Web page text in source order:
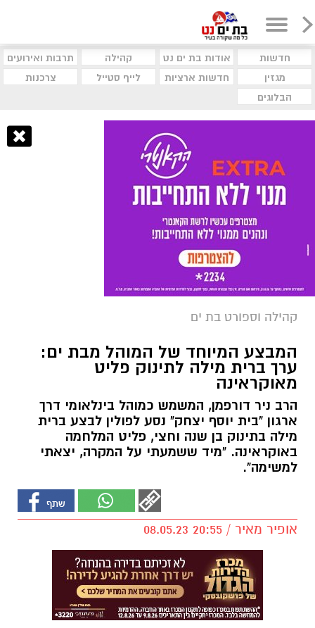
חדשות אודות בת ים נט קהילה
תרבות ואירועים
מגזין
חדשות ארציות לייף סטייל
צרכנות
הבלוגים
קהילה וספורט בת ים
המבצע המיוחד של המוהל מבת ים:
ערך ברית מילה לתינוק פליט
מאוקראינה
הרב ניר דורפמן, המשמש כמוהל בינלאומי דרך
ארגון "בית יוסף יצחק" נסע לפולין לבצע ברית
מילה בתינוק בן שנה וחצי, פליט המלחמה
באוקראינה. "מיד ששמעתי על המקרה, יצאתי
למשימה".
אופיר מאיר / 20:55 08.05.23